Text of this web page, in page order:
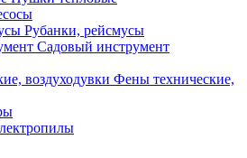
Рубанки, рейсмусы
Садовый инструмент
Фены технические,